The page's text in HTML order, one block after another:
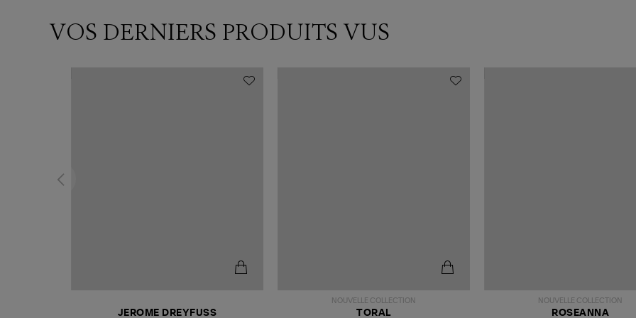
VOS DERNIERS PRODUITS VUS
JEROME DREYFUSS
NOUVELLE COLLECTION
TORAL
NOUVELLE COLLECTION
ROSEANNA